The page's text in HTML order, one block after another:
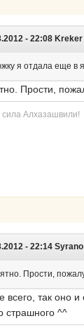
- 22:08
я отдала еще в
Прости,
Алхазашвили!
- 22:14
Прости,
всего, так оно
страшного ^^